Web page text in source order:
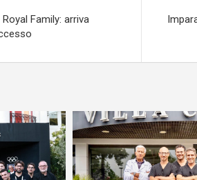
Family: arriva